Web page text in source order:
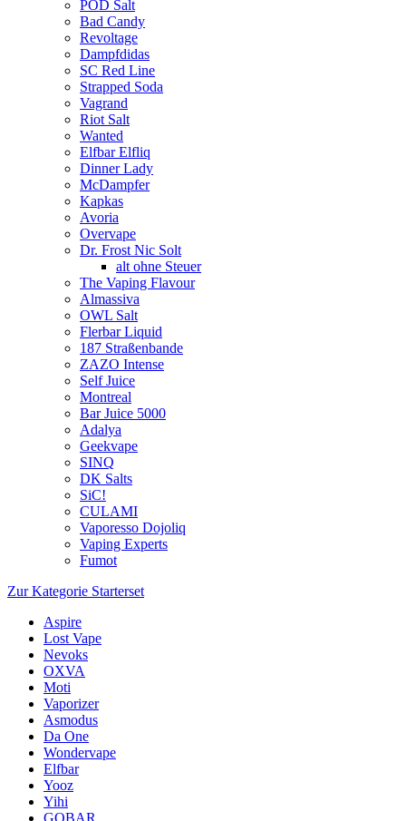
POD Salt
Bad Candy
Revoltage
Dampfdidas
SC Red Line
Strapped Soda
Vagrand
Riot Salt
Wanted
Elfbar Elfliq
Dinner Lady
McDampfer
Kapkas
Avoria
Overvape
Dr. Frost Nic Solt
alt ohne Steuer
The Vaping Flavour
Almassiva
OWL Salt
Flerbar Liquid
187 Straßenbande
ZAZO Intense
Self Juice
Montreal
Bar Juice 5000
Adalya
Geekvape
SINQ
DK Salts
SiC!
CULAMI
Vaporesso Dojoliq
Vaping Experts
Fumot
Zur Kategorie Starterset
Aspire
Lost Vape
Nevoks
OXVA
Moti
Vaporizer
Asmodus
Da One
Wondervape
Elfbar
Yooz
Yihi
GOBAR